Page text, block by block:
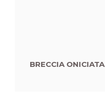
BRECCIA ONICIATA